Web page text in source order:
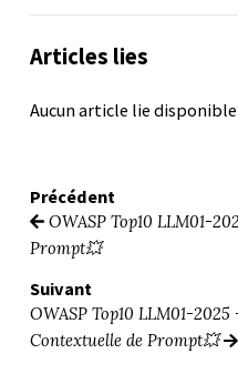
Articles lies
Aucun article lie
Précédent
OWASP Top10 LLM01-
Prompt💥
Suivant
OWASP Top10 LLM01-
Contextuelle de Prompt💥